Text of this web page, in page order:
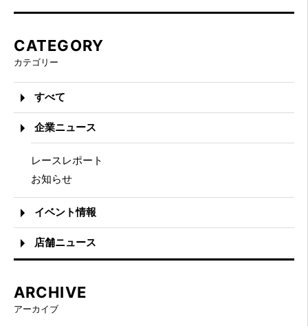
CATEGORY
カテゴリー
すべて
企業ニュース
レースレポート
お知らせ
イベント情報
店舗ニュース
ARCHIVE
アーカイブ